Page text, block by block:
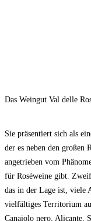
Das Weingut Val delle
Sie präsentiert sich als
der es neben den großen
angetrieben vom
für Roséweine gibt.
das in der Lage ist, viele
vielfältiges Territorium
Canaiolo nero, Alicante,